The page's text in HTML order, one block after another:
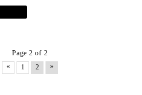
Page 2 of 2
«
1 2 »